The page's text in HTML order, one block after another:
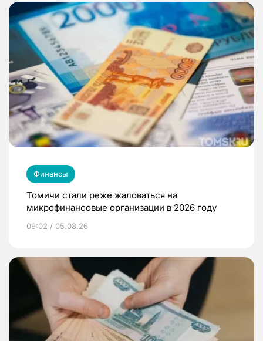
Финансы
Томичи стали реже жаловаться на
микрофинансовые организации в 2026 году
09:02 / 05.08.26